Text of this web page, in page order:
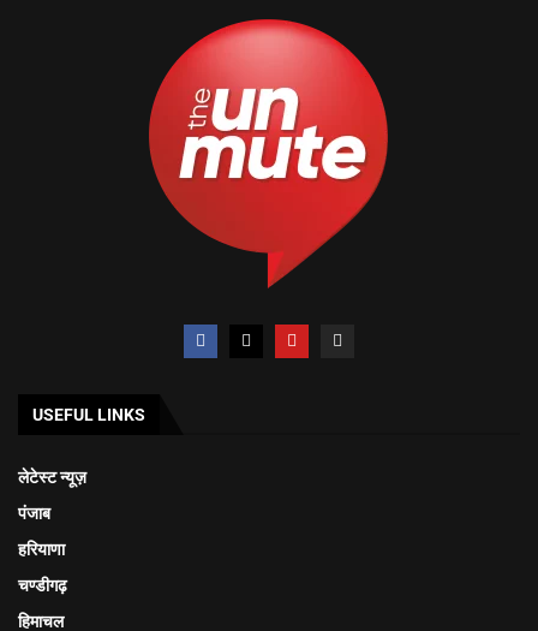
USEFUL LINKS
लेटेस्ट न्यूज़
पंजाब
हरियाणा
चण्डीगढ़
हिमाचल